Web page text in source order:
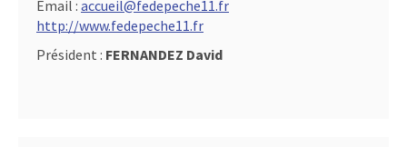
Email : accueil@fedepeche11.fr
http://www.fedepeche11.fr
Président : FERNANDEZ David